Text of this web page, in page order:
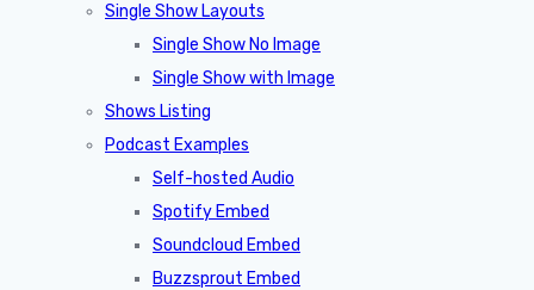
Single Show Layouts
Single Show No Image
Single Show with Image
Shows Listing
Podcast Examples
Self-hosted Audio
Spotify Embed
Soundcloud Embed
Buzzsprout Embed